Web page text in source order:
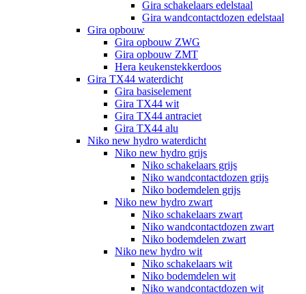
Gira schakelaars edelstaal
Gira wandcontactdozen edelstaal
Gira opbouw
Gira opbouw ZWG
Gira opbouw ZMT
Hera keukenstekkerdoos
Gira TX44 waterdicht
Gira basiselement
Gira TX44 wit
Gira TX44 antraciet
Gira TX44 alu
Niko new hydro waterdicht
Niko new hydro grijs
Niko schakelaars grijs
Niko wandcontactdozen grijs
Niko bodemdelen grijs
Niko new hydro zwart
Niko schakelaars zwart
Niko wandcontactdozen zwart
Niko bodemdelen zwart
Niko new hydro wit
Niko schakelaars wit
Niko bodemdelen wit
Niko wandcontactdozen wit